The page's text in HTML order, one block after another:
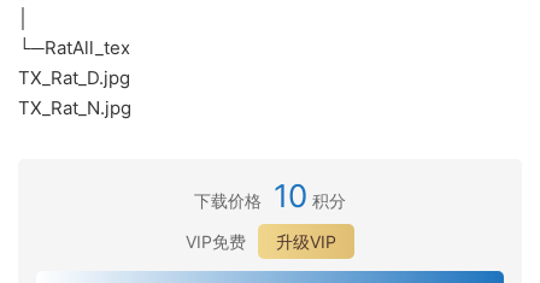
└─RatAll_tex
TX_Rat_D.jpg
TX_Rat_N.jpg
下载价格 10 积分
VIP免费
升级VIP